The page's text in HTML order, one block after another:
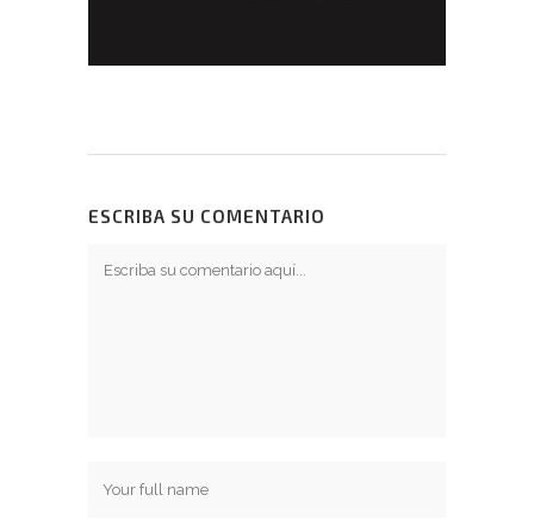
ESCRIBA SU COMENTARIO